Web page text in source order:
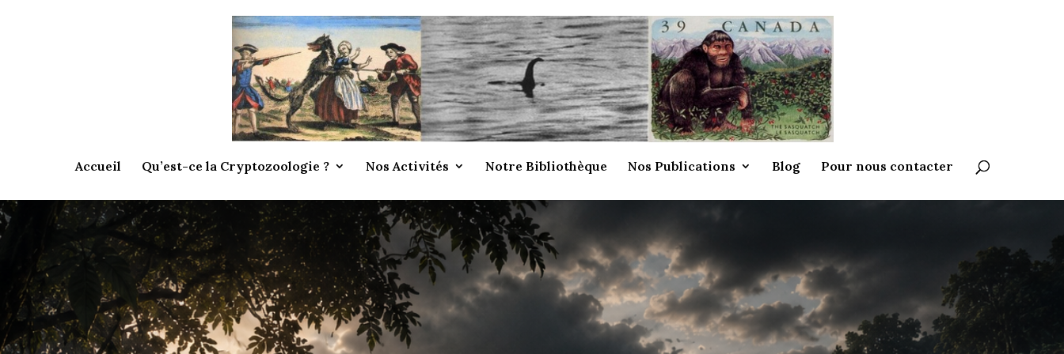
Accueil Qu’est-ce la Cryptozoologie ? Nos Activités Notre Bibliothèque Nos Publications Blog Pour nous contacter